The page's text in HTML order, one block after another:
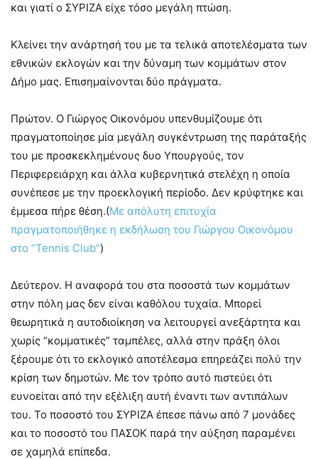
και γιατί ο ΣΥΡΙΖΑ είχε τόσο μεγάλη πτώση.
Κλείνει την ανάρτησή του με τα τελικά αποτελέσματα των
εθνικών εκλογών και την δύναμη των κομμάτων στον
Δήμο μας. Επισημαίνονται δύο πράγματα.
Πρώτον. Ο Γιώργος Οικονόμου υπενθυμίζουμε ότι
πραγματοποίησε μία μεγάλη συγκέντρωση της παράταξής
του με προσκεκλημένους δυο Υπουργούς, τον
Περιφερειάρχη και άλλα κυβερνητικά στελέχη η οποία
συνέπεσε με την προεκλογική περίοδο. Δεν κρύφτηκε και
έμμεσα πήρε θέση.(Με απόλυτη επιτυχία
πραγματοποιήθηκε η εκδήλωση του Γιώργου Οικονόμου
στο “Tennis Club”)
Δεύτερον. Η αναφορά του στα ποσοστά των κομμάτων
στην πόλη μας δεν είναι καθόλου τυχαία. Μπορεί
θεωρητικά η αυτοδιοίκηση να λειτουργεί ανεξάρτητα και
χωρίς “κομματικές” ταμπέλες, αλλά στην πράξη όλοι
ξέρουμε ότι το εκλογικό αποτέλεσμα επηρεάζει πολύ την
κρίση των δημοτών. Με τον τρόπο αυτό πιστεύει ότι
ευνοείται από την εξέλιξη αυτή έναντι των αντιπάλων
του. Το ποσοστό του ΣΥΡΙΖΑ έπεσε πάνω από 7 μονάδες
και το ποσοστό του ΠΑΣΟΚ παρά την αύξηση παραμένει
σε χαμηλά επίπεδα.